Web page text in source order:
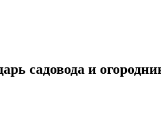
садовода и